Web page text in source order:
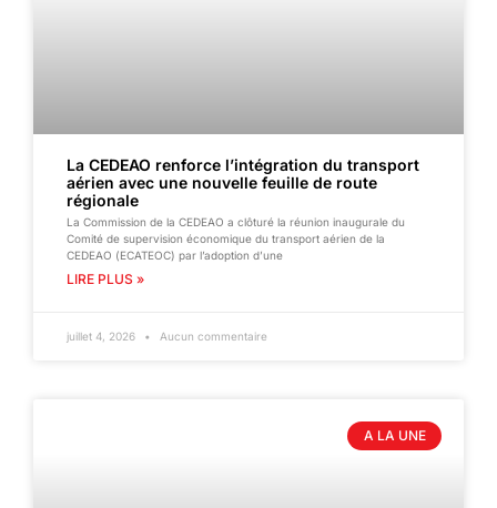
La CEDEAO renforce l’intégration du transport
aérien avec une nouvelle feuille de route
régionale
La Commission de la CEDEAO a clôturé la réunion inaugurale du
Comité de supervision économique du transport aérien de la
CEDEAO (ECATEOC) par l’adoption d’une
LIRE PLUS »
juillet 4, 2026 Aucun commentaire
A LA UNE